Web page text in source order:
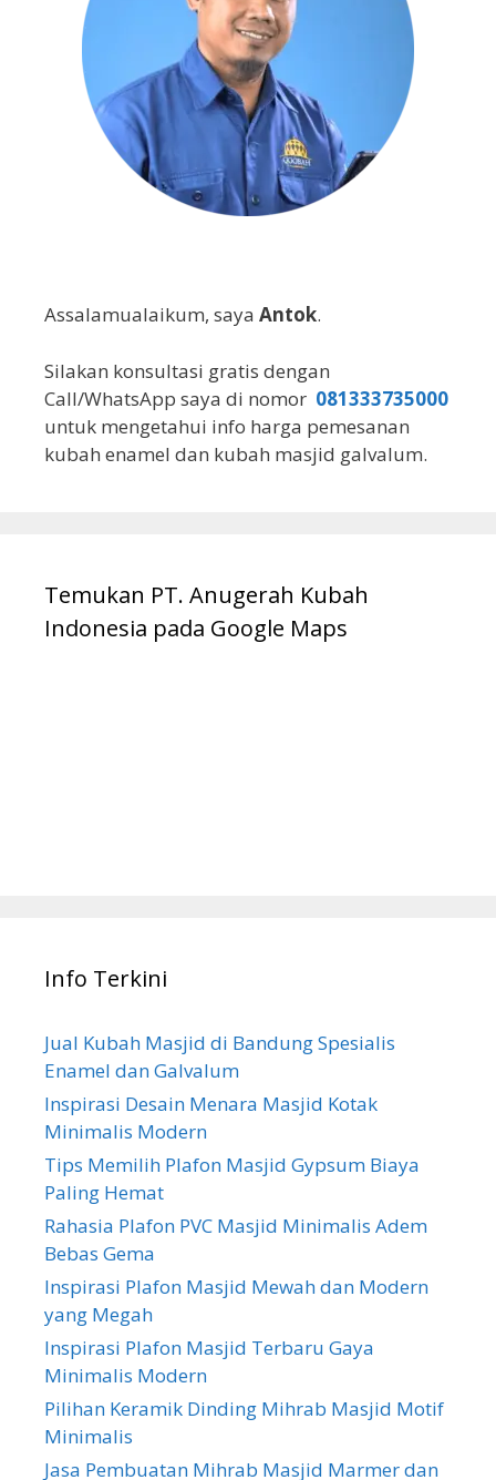
Assalamualaikum, saya Antok.
Silakan konsultasi gratis dengan
Call/WhatsApp saya di nomor 081333735000
untuk mengetahui info harga pemesanan
kubah enamel dan kubah masjid galvalum.
Temukan PT. Anugerah Kubah
Indonesia pada Google Maps
Info Terkini
Jual Kubah Masjid di Bandung Spesialis
Enamel dan Galvalum
Inspirasi Desain Menara Masjid Kotak
Minimalis Modern
Tips Memilih Plafon Masjid Gypsum Biaya
Paling Hemat
Rahasia Plafon PVC Masjid Minimalis Adem
Bebas Gema
Inspirasi Plafon Masjid Mewah dan Modern
yang Megah
Inspirasi Plafon Masjid Terbaru Gaya
Minimalis Modern
Pilihan Keramik Dinding Mihrab Masjid Motif
Minimalis
Jasa Pembuatan Mihrab Masjid Marmer dan